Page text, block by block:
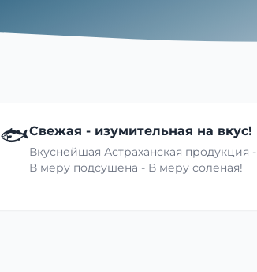
🐟Свежая - изумительная на вкус!
Вкуснейшая Астраханская продукция -
В меру подсушена - В меру соленая!